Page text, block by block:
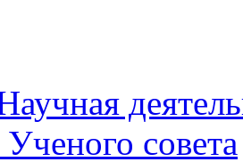
совета